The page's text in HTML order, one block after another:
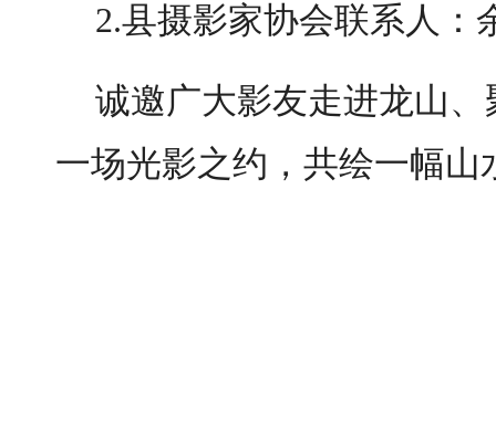
2.县摄影家协会联系人：
诚邀广大影友走进龙山
一场光影之约，共绘一幅山